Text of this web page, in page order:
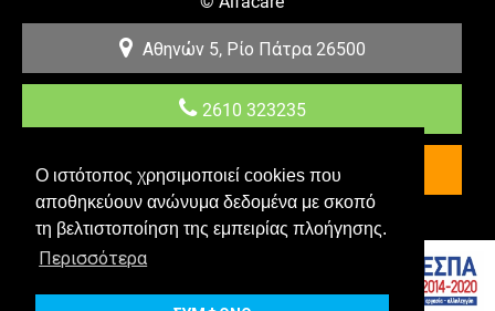
Ο ιστότοπος χρησιμοποιεί cookies που
αποθηκεύουν ανώνυμα δεδομένα με σκοπό
τη βελτιστοποίηση της εμπειρίας πλοήγησης.
Περισσότερα
Αθηνών 5, Ρίο Πάτρα 26500
2610 323235
Επικοινωνία
Κατασκευή & Προώθηση E-shop YES Internet